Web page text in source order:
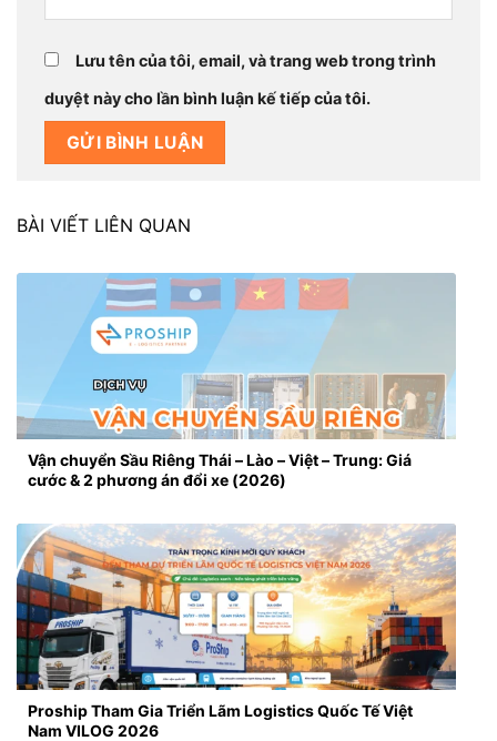
Lưu tên của tôi, email, và trang web trong trình
duyệt này cho lần bình luận kế tiếp của tôi.
BÀI VIẾT LIÊN QUAN
Vận chuyển Sầu Riêng Thái – Lào – Việt – Trung: Giá
cước & 2 phương án đổi xe (2026)
Proship Tham Gia Triển Lãm Logistics Quốc Tế Việt
Nam VILOG 2026